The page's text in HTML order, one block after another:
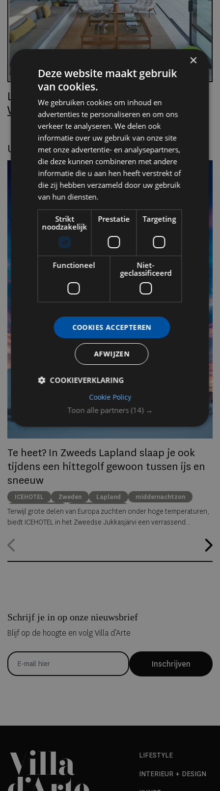
Lees Villa d’Arte!
Word nu abonnee.
UITGELICHT
Te heet? In Zweeds Lapland slaap je ook
tijdens een hittegolf gewoon tussen ijs en
sneeuw
ICEHOTEL Zweden Lapland
middernachtzon
summer travel
Arctische reizen
Terwijl grote delen van Europa zuchten onder hoge temperaturen,
biedt ICEHOTEL in het Zweedse Jukkasjärvi een verrassend
hele jaar geopend, waardoor gasten zelfs midden in de zomer
kunnen overnachten in met de hand uit ijs vervaardigde Art Suites.
Schrijf je in op onze nieuwsbrief
Blijf op de hoogte en volg Villa d’Arte
Inschrijven
LIFESTYLE
INTERIEUR + DESIGN
×
Deze website maakt gebruik
van cookies.
We gebruiken cookies om inhoud en
advertenties te personaliseren en om ons
verkeer te analyseren. We delen ook
informatie over uw gebruik van onze site
met onze advertentie- en analysepartners,
die deze kunnen combineren met andere
informatie die u aan hen heeft verstrekt of
die zij hebben verzameld door uw gebruik
van hun diensten.
Toon alle partners (14) →
Strikt
noodzakelijk
Prestatie Targeting
Functioneel
Niet-
geclassificeerd
COOKIES ACCEPTEREN
AFWIJZEN
COOKIEVERKLARING
Cookie Policy